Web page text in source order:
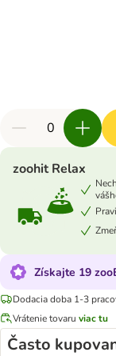
zoohit Relax
Získajte 19
Dodacia doba 1-3
Vrátenie tovaru viac tu
Často